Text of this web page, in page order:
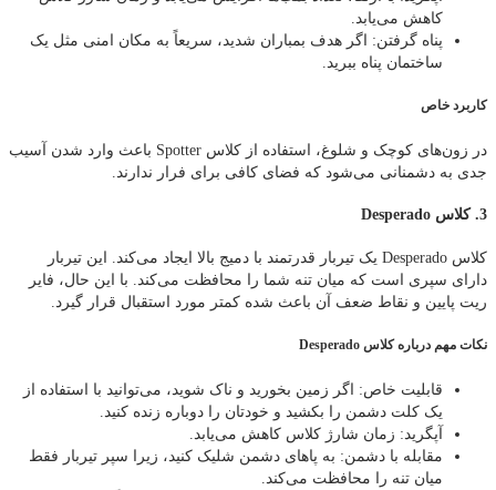
کاهش می‌یابد.
پناه گرفتن: اگر هدف بمباران شدید، سریعاً به مکان امنی مثل یک
ساختمان پناه ببرید.
کاربرد خاص
در زون‌های کوچک و شلوغ، استفاده از کلاس Spotter باعث وارد شدن آسیب
جدی به دشمنانی می‌شود که فضای کافی برای فرار ندارند.
3. کلاس Desperado
کلاس Desperado یک تیربار قدرتمند با دمیج بالا ایجاد می‌کند. این تیربار
دارای سپری است که میان تنه شما را محافظت می‌کند. با این حال، فایر
ریت پایین و نقاط ضعف آن باعث شده کمتر مورد استقبال قرار گیرد.
نکات مهم درباره کلاس Desperado
قابلیت خاص: اگر زمین بخورید و ناک شوید، می‌توانید با استفاده از
یک کلت دشمن را بکشید و خودتان را دوباره زنده کنید.
آپگرید: زمان شارژ کلاس کاهش می‌یابد.
مقابله با دشمن: به پاهای دشمن شلیک کنید، زیرا سپر تیربار فقط
میان تنه را محافظت می‌کند.